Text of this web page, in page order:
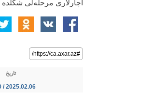
آچارلاری مرحله‌لی شکلده
#https://ca.axar.az/
تاریخ
2025.02.06 / 09:00